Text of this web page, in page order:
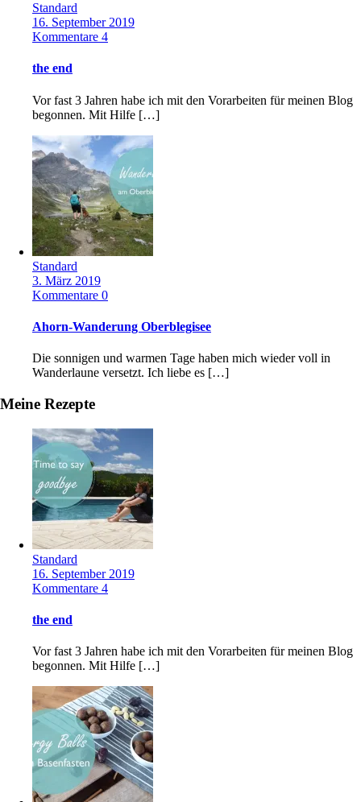
Standard
16. September 2019
Kommentare 4
the end
Vor fast 3 Jahren habe ich mit den Vorarbeiten für meinen Blog
begonnen. Mit Hilfe […]
Standard
3. März 2019
Kommentare 0
Ahorn-Wanderung Oberblegisee
Die sonnigen und warmen Tage haben mich wieder voll in
Wanderlaune versetzt. Ich liebe es […]
Meine Rezepte
Standard
16. September 2019
Kommentare 4
the end
Vor fast 3 Jahren habe ich mit den Vorarbeiten für meinen Blog
begonnen. Mit Hilfe […]